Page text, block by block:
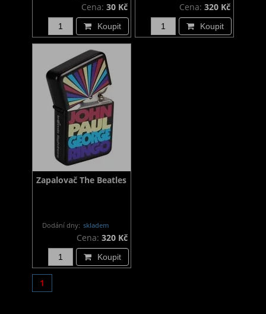
Cena: 30 Kč
Koupit
Cena: 320 Kč
Koupit
Zapalovač The Beatles
Dodání dny: skladem
Cena: 320 Kč
Koupit
1